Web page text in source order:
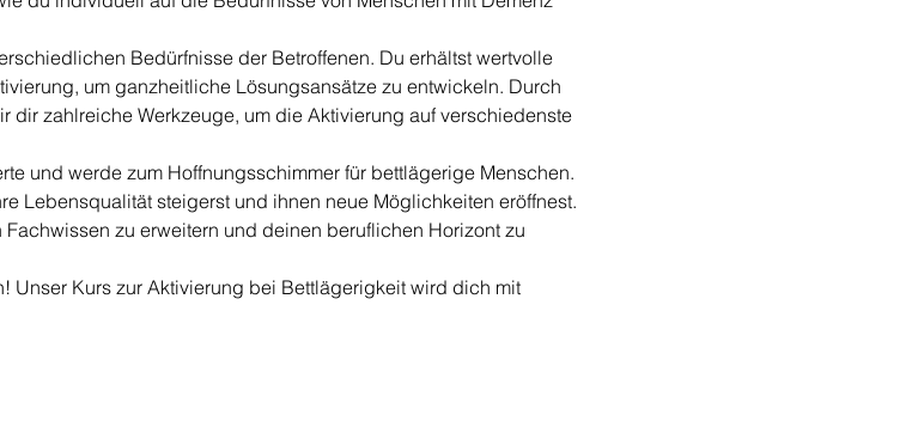
Bedürfnisse der Betroffenen. Du erhältst wertvolle
um ganzheitliche Lösungsansätze zu entwickeln. Durch
dir zahlreiche Werkzeuge, um die Aktivierung auf verschiedenste
und werde zum Hoffnungsschimmer für bettlägerige Menschen.
Lebensqualität steigerst und ihnen neue Möglichkeiten eröffnest.
zu erweitern und deinen beruflichen Horizont zu
Unser Kurs zur Aktivierung bei Bettlägerigkeit wird dich mit